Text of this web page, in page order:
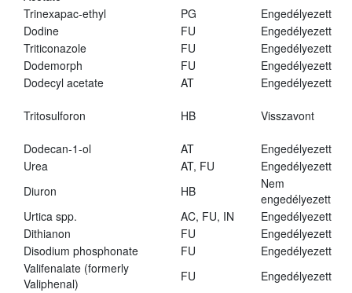
Trinexapac-ethyl
PG
Engedélyezett
Dodine
FU
Engedélyezett
Triticonazole
FU
Engedélyezett
Dodemorph
FU
Engedélyezett
Dodecyl acetate
AT Engedélyezett
Tritosulforon HB Visszavont
Dodecan-1-ol AT
Engedélyezett
Urea
AT, FU
Engedélyezett
Diuron
HB
Nem
engedélyezett
Urtica spp.
AC, FU, IN
Engedélyezett
Dithianon
FU
Engedélyezett
Disodium phosphonate
FU
Engedélyezett
Valifenalate (formerly
Valiphenal)
FU Engedélyezett